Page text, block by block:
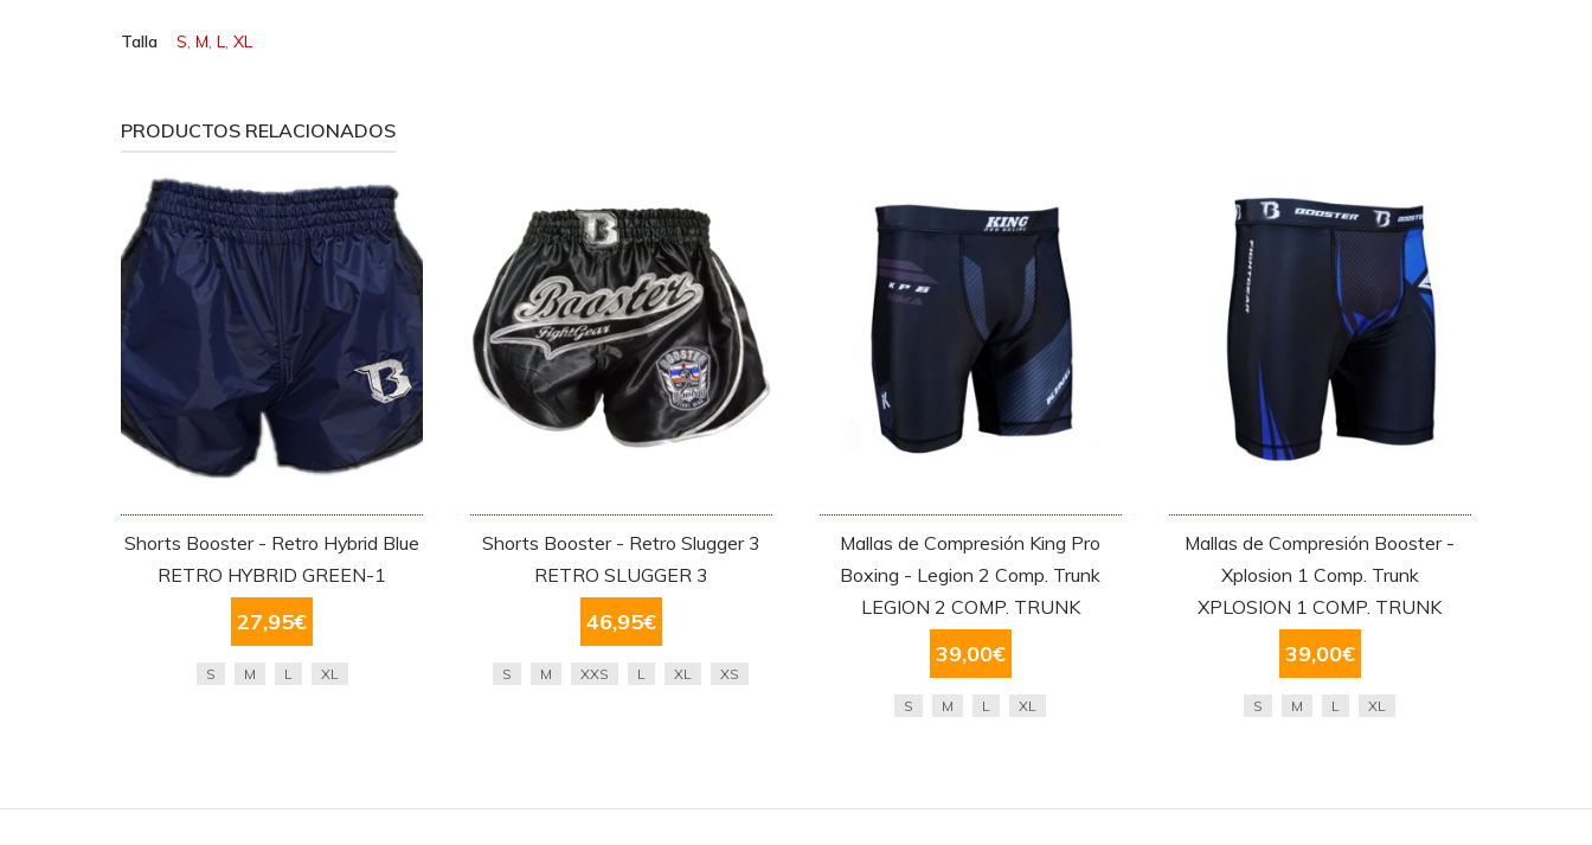
Talla S, M, L, XL
PRODUCTOS RELACIONADOS
Shorts Booster - Retro Hybrid Blue
RETRO HYBRID GREEN-1
27,95€
S M L XL
Shorts Booster - Retro Slugger 3
RETRO SLUGGER 3
46,95€
S M XXS L XL XS
Mallas de Compresión King Pro
Boxing - Legion 2 Comp. Trunk
LEGION 2 COMP. TRUNK
39,00€
S M L XL
Mallas de Compresión Booster -
Xplosion 1 Comp. Trunk
XPLOSION 1 COMP. TRUNK
39,00€
S M L XL